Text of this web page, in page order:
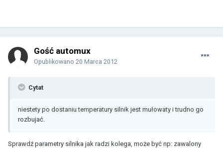
Gość automux
Opublikowano 20 Marca 2012
Cytat
niestety po dostaniu temperatury silnik jest mułowaty i trudno go
rozbujać.
Sprawdź parametry silnika jak radzi kolega, może być np: zawalony